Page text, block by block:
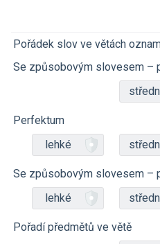
Pořádek slov ve větách
Se způsobovým slovesem –
Perfektum
lehké
Se způsobovým slovesem –
lehké
Pořadí předmětů ve větě